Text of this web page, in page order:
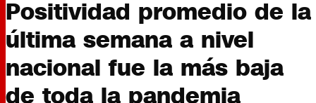
Deportes
Programas completos
Cultura
Servicios
Bits
CNN tiempo
Positividad promedio de la
última semana a nivel
nacional fue la más baja
de toda la pandemia